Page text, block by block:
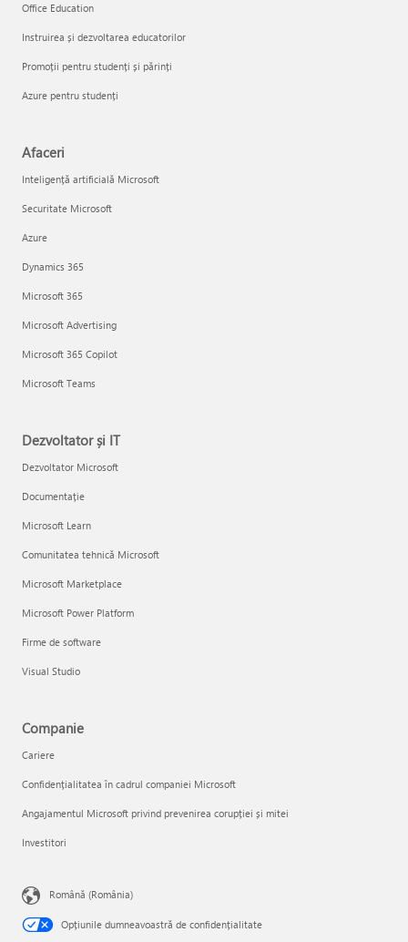
Office Education
Instruirea și dezvoltarea educatorilor
Promoții pentru studenți și părinți
Azure pentru studenți
Afaceri
Inteligență artificială Microsoft
Securitate Microsoft
Azure
Dynamics 365
Microsoft 365
Microsoft Advertising
Microsoft 365 Copilot
Microsoft Teams
Dezvoltator și IT
Dezvoltator Microsoft
Documentație
Microsoft Learn
Comunitatea tehnică Microsoft
Microsoft Marketplace
Microsoft Power Platform
Firme de software
Visual Studio
Companie
Cariere
Confidențialitatea în cadrul companiei Microsoft
Angajamentul Microsoft privind prevenirea corupției și mitei
Investitori
Română (România)
Opțiunile dumneavoastră de confidențialitate